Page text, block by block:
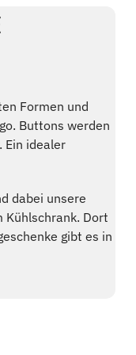
Formen und
Buttons werden
. Ein idealer
dabei unsere
Dort
gibt es in